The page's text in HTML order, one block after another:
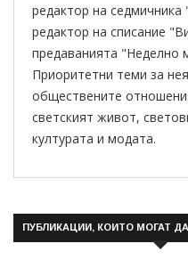
редактор на
редактор на списание
предаванията "Неделно
Приоритетни теми за
обществените
светският живот,
културата и модата.
ПУБЛИКАЦИИ, КОИТО МОГАТ